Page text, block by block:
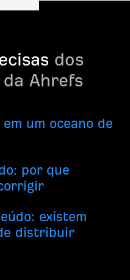
dos
Ahrefs
um oceano de
por que
existem
distribuir